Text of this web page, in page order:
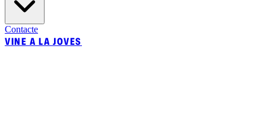
Contacte
VINE A LA JOVES